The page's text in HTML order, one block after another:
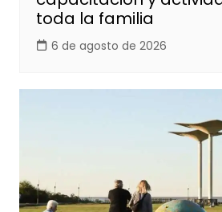
toda la familia
6 de agosto de 2026